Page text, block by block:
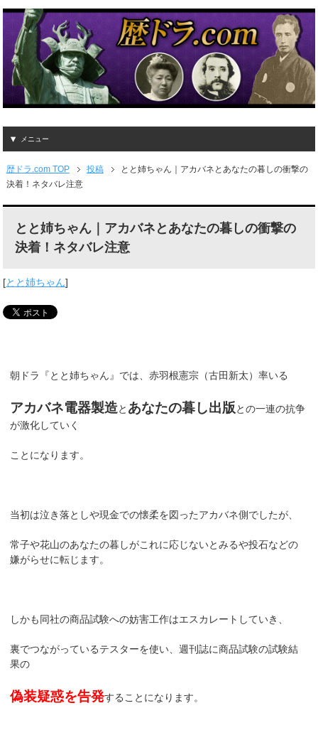
メニュー
歴ドラ.com TOP 投稿
とと姉ちゃん｜アカバネとあなたの暮しの衝撃の
決着！ネタバレ注意
とと姉ちゃん｜アカバネとあなたの暮しの衝撃の
決着！ネタバレ注意
[とと姉ちゃん]
朝ドラ『とと姉ちゃん』では、赤羽根憲宗（古田新太）率いる
アカバネ電器製造と あなたの暮し出版との一連の抗争
が激化していく
ことになります。
当初は泣き落としや現金での懐柔を図ったアカバネ側でしたが、
常子や花山のあなたの暮しがこれに応じないとみるや投石などの
嫌がらせに転じます。
しかも同社の商品試験への妨害工作はエスカレートしていき、
裏でつながっているテスターを使い、週刊誌に商品試験の試験結
果の
偽装疑惑を告発することになります。